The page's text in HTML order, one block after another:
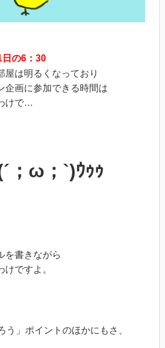
日の6：30
屋は明るくなっており
企画に参加できる時間は
けで…
；ω；`)ｳｩｩ
を書きながら
ですよ。
う」ポイントのほかにもさ、